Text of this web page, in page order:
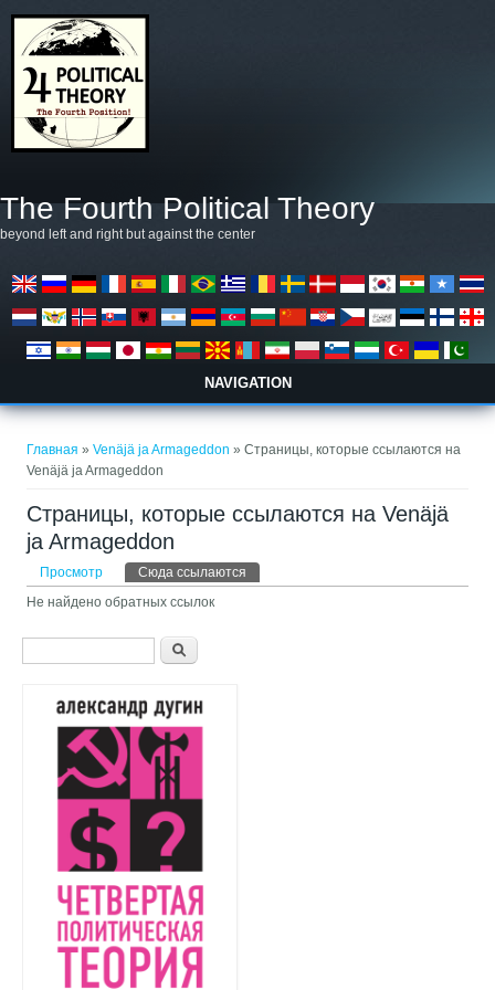
The Fourth Political Theory
beyond left and right but against the center
NAVIGATION
Главная »Venäjä ja Armageddon » Страницы, которые ссылаются на
Venäjä ja Armageddon
Страницы, которые ссылаются на Venäjä
ja Armageddon
Главные вкладки
Просмотр Сюда ссылаются
Не найдено обратных ссылок
Форма поиска